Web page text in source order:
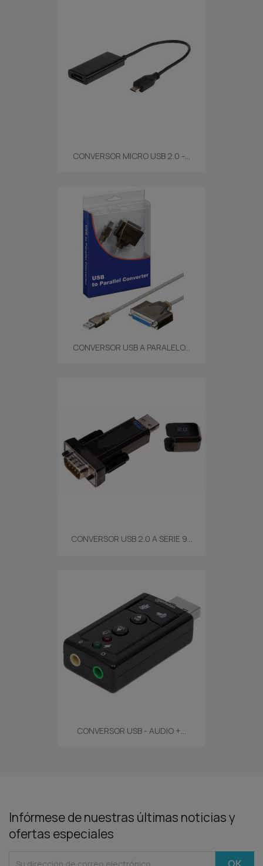
CONVERSOR MICRO USB 2.0 -...
CONVERSOR USB A PARALELO...
CONVERSOR USB 2.0 A SERIE 9...
CONVERSOR USB - AUDIO +...
Infórmese de nuestras últimas noticias y
ofertas especiales